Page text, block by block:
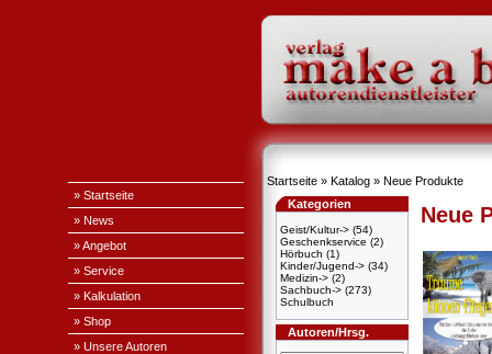
» Startseite
» News
» Angebot
» Service
» Kalkulation
» Shop
» Unsere Autoren
Startseite » Katalog » Neue Produkte
Kategorien
Geist/Kultur-> (54)
Geschenkservice (2)
Hörbuch (1)
Kinder/Jugend-> (34)
Medizin-> (2)
Sachbuch-> (273)
Schulbuch
Autoren/Hrsg.
Neue